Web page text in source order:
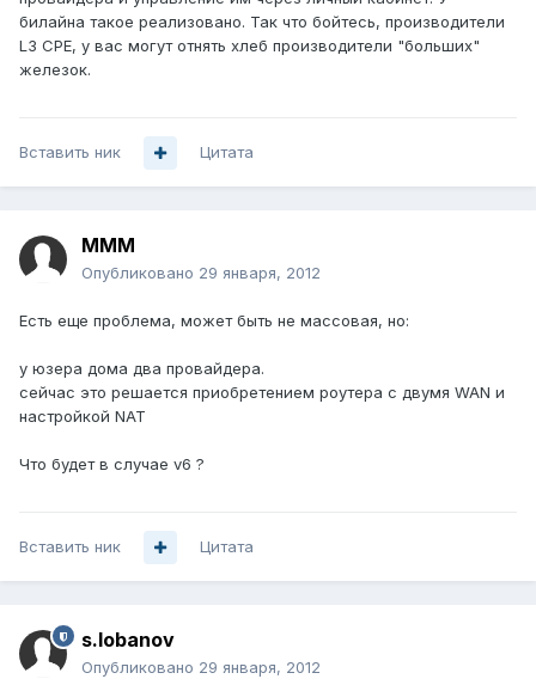
билайна такое реализовано. Так что бойтесь, производители
L3 CPE, у вас могут отнять хлеб производители "больших"
железок.
Вставить ник Цитата
MMM
Опубликовано 29 января, 2012
Есть еще проблема, может быть не массовая, но:
у юзера дома два провайдера.
сейчас это решается приобретением роутера с двумя WAN и
настройкой NAT
Что будет в случае v6 ?
Вставить ник Цитата
s.lobanov
Опубликовано 29 января, 2012